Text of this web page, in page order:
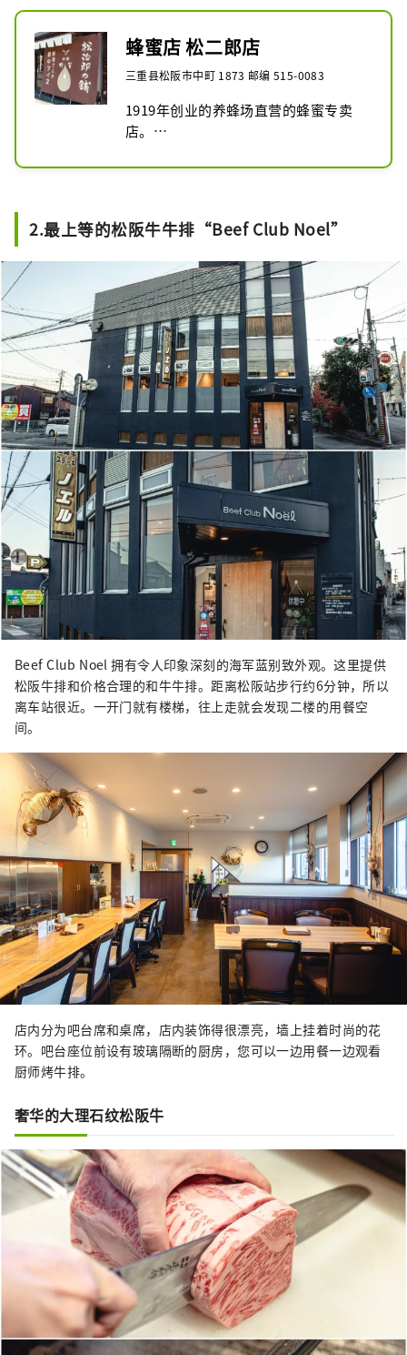
蜂蜜店 松二郎店
三重县松阪市中町 1873 邮编 515-0083
1919年创业的养蜂场直营的蜂蜜专卖
店。
重县创立了该公司。从此，水谷养蜂园
饲养了少量的蜜蜂，他们的工作不仅给
可替代的利益，他深受感动。
“松二郎之宝”是1919年创业的老字号
养蜂场直营的蜂蜜专卖店，于1990年开
业。
2012年迎来了100周年的水谷养蜂园，
继承了创始人松二郎的思想，希望将养
蜂的奇妙传递给尽可能多的人。
2.最上等的松阪牛牛排“Beef Club Noel”
Beef Club Noel 拥有令人印象深刻的海军蓝别致外观。这里提供
松阪牛排和价格合理的和牛牛排。距离松阪站步行约6分钟，所以
离车站很近。一开门就有楼梯，往上走就会发现二楼的用餐空
间。
店内分为吧台席和桌席，店内装饰得很漂亮，墙上挂着时尚的花
环。吧台座位前设有玻璃隔断的厨房，您可以一边用餐一边观看
厨师烤牛排。
奢华的大理石纹松阪牛